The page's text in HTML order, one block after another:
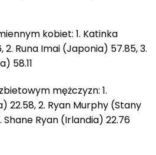
kobiet: 1. Katinka
2. Runa Imai (Japonia) 57.85, 3.
58.11
mężczyzn: 1.
22.58, 2. Ryan Murphy (Stany
Shane Ryan (Irlandia) 22.76